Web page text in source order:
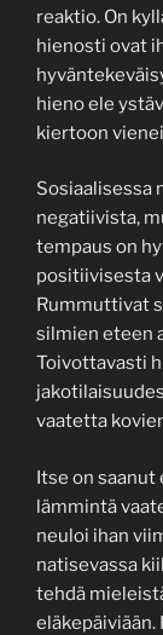
reaktio. On
hienosti ovat
hieno ele
kiertoon
Sosiaalisessa
negatiivista,
tempaus on
positiivisesta
Rummuttivat
silmien eteen
Toivottavasti
vaatetta
Itse on saanut
lämmintä
neuloi ihan
natisevassa
tehdä
eläkepäiviään.